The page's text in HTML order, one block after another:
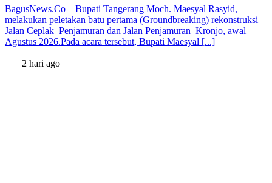
BagusNews.Co – Bupati Tangerang Moch. Maesyal Rasyid,
melakukan peletakan batu pertama (Groundbreaking) rekonstruksi
Jalan Ceplak–Penjamuran dan Jalan Penjamuran–Kronjo, awal
Agustus 2026.Pada acara tersebut, Bupati Maesyal [...]
2 hari ago